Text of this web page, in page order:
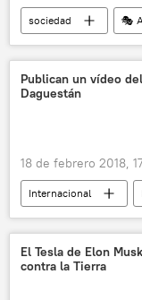
sociedad 🎭
cine
igualdad de género
Publican un vídeo
Daguestán
18 de febrero 2018,
Internacional
tiroteo
El Tesla de Elon
contra la Tierra